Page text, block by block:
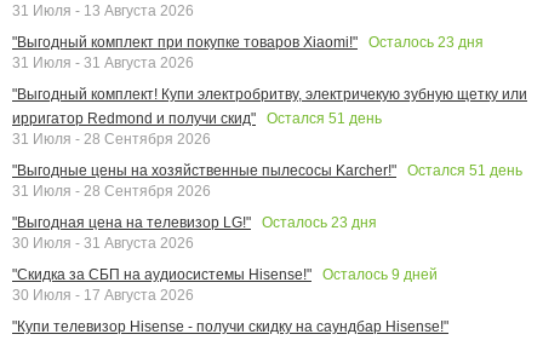
31 Июля - 13 Августа 2026
"Выгодный комплект при покупке товаров Xiaomi!"
Осталось 23 дня
31 Июля - 31 Августа 2026
"Выгодный комплект! Купи электробритву, электричекую зубную щетку или
ирригатор Redmond и получи скид"
Остался 51 день
31 Июля - 28 Сентября 2026
"Выгодные цены на хозяйственные пылесосы Karcher!"
Остался 51 день
31 Июля - 28 Сентября 2026
"Выгодная цена на телевизор LG!"
Осталось 23 дня
30 Июля - 31 Августа 2026
"Скидка за СБП на аудиосистемы Hisense!"
Осталось 9 дней
30 Июля - 17 Августа 2026
"Купи телевизор Hisense - получи скидку на саундбар Hisense!"